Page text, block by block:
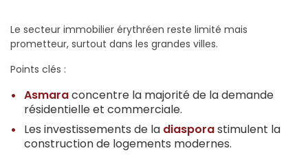
Le secteur immobilier érythréen reste limité mais
prometteur, surtout dans les grandes villes.
Points clés :
Asmaraconcentre la majorité de la demande
résidentielle et commerciale.
Les investissements de la diasporastimulent la
construction de logements modernes.